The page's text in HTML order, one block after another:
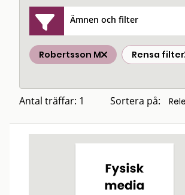
Ämnen och filter
Robertsson M Rensa filter
Antal träffar: 1 Sortera på: